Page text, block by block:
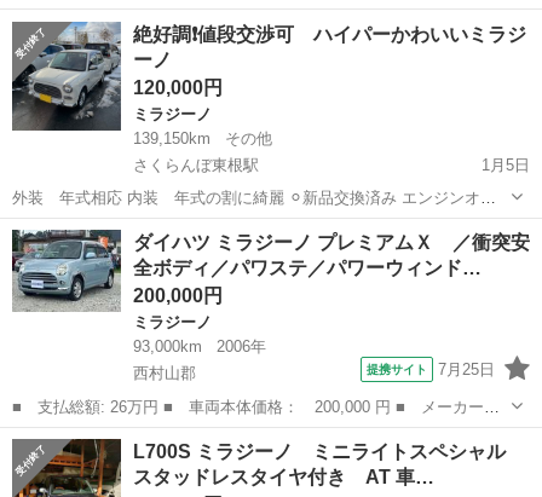
決まりました。
山形 米沢市 米沢駅 ミラジーノ L700
絶好調❗️値段交渉可 ハイパーかわいいミラジ
ーノ
120,000円
ミラジーノ
139,150km
その他
さくらんぼ東根駅
1月5日
外装 年式相応 内装 年式の割に綺麗 ⚪︎新品交換済み エンジンオイ
ル バッテリー 冬ワイパー ブロアモーター キーレスリモコン電池 ⚪︎
清掃済み エンジンルーム スロットルボディ ⚪︎動作確認済み 電動ミラ
ー リアワ...
山形 東根市 さくらんぼ東根駅 ミラジーノ エンジン
ダイハツ ミラジーノ プレミアムＸ ／衝突安
全ボディ／パワステ／パワーウィンド…
200,000円
ミラジーノ
93,000km
2006年
西村山郡
提携サイト 7月25日
■ 支払総額: 26万円 ■ 車両本体価格： 200,000 円 ■ メーカー
名： ダイハツ ■ 車種名： ミラジーノ ■ グレード名： プレミ
アムＸ ／衝突安全ボディ／パワステ／パワーウィンドウ／Ｗエアバ
ッグ／キーレス／...
山形 西村山郡
L700S ミラジーノ ミニライトスペシャル
スタッドレスタイヤ付き AT 車…